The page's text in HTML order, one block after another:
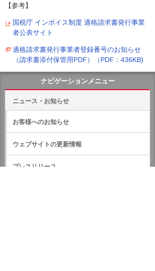
【参考】
国税庁 インボイス制度 適格請求書発行事業
者公表サイト
適格請求書発行事業者登録番号のお知らせ
（請求書添付保管用PDF）（PDF：436KB)
ナビゲーションメニュー
ニュース・お知らせ
お客様へのお知らせ
ウェブサイトの更新情報
プレスリリース